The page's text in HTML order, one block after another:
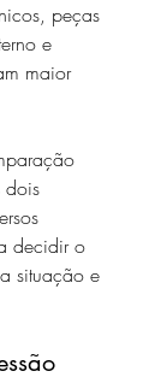
peças
e
maior
dois
decidir o
situação e